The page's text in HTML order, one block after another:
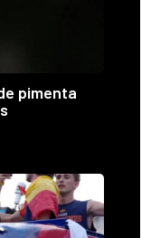
pimenta